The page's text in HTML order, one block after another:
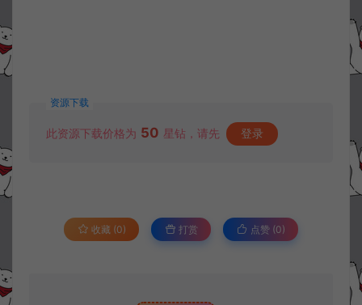
资源下载
此资源下载价格为 50 星钻，请先 登录
收藏 (0) 打赏 点赞 (0)